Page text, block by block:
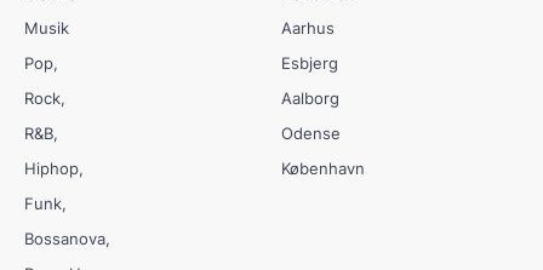
Musik
Pop
Rock
R&B
Hiphop
Funk
Bossanova
Aarhus
Esbjerg
Aalborg
Odense
København